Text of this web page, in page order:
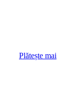
Plătește mai